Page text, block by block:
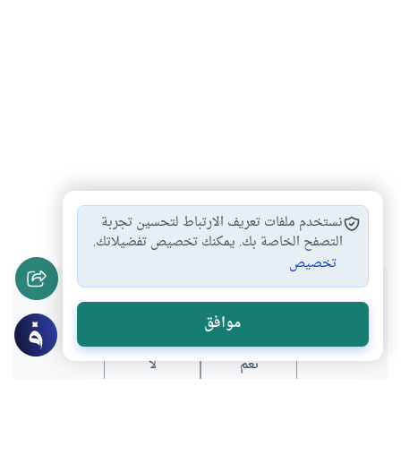
صحابة
هل انتفعت بهذا المحتوى؟
نعم لا
نستخدم ملفات تعريف الارتباط لتحسين تجربة
التصفح الخاصة بك. يمكنك تخصيص تفضيلاتك.
تخصيص
موافق